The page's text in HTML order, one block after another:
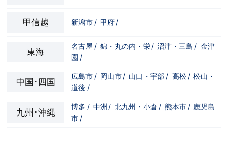
甲信越 新潟市 / 甲府 /
東海
名古屋 / 錦・丸の内・栄 / 沼津・三島 / 金津
園 /
中国･四国
広島市 / 岡山市 / 山口・宇部 / 高松 / 松山・
道後 /
九州･沖縄
博多 / 中洲 / 北九州・小倉 / 熊本市 / 鹿児島
市 /